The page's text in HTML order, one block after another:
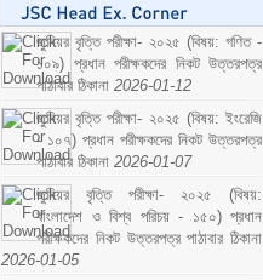
জুনিয়র বৃত্তি পরীক্ষা- ২০২৫ (বিষয়: গণিত -
১০৯) প্রধান পরীক্ষকদের নিকট উত্তরপত্র
পাঠাবার ঠিকানা 2026-01-12
জুনিয়র বৃত্তি পরীক্ষা- ২০২৫ (বিষয়: ইংরেজি
- ১০৭) প্রধান পরীক্ষকদের নিকট উত্তরপত্র
পাঠাবার ঠিকানা 2026-01-07
জুনিয়র বৃত্তি পরীক্ষা- ২০২৫ (বিষয়:
বাংলাদেশ ও বিশ্ব পরিচয় - ১৫০) প্রধান
পরীক্ষকদের নিকট উত্তরপত্র পাঠাবার ঠিকানা
2026-01-05